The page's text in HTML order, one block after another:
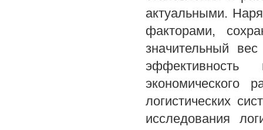
актуальными.
факторами,
значительный
эффективность
экономического
логистических
исследования